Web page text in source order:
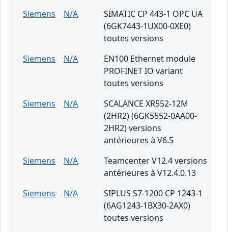
Siemens
N/A
SIMATIC CP 443-1 OPC UA
(6GK7443-1UX00-0XE0)
toutes versions
Siemens
N/A
EN100 Ethernet module
PROFINET IO variant
toutes versions
Siemens
N/A
SCALANCE XR552-12M
(2HR2) (6GK5552-0AA00-
2HR2) versions
antérieures à V6.5
Siemens
N/A
Teamcenter V12.4 versions
antérieures à V12.4.0.13
Siemens
N/A
SIPLUS S7-1200 CP 1243-1
(6AG1243-1BX30-2AX0)
toutes versions